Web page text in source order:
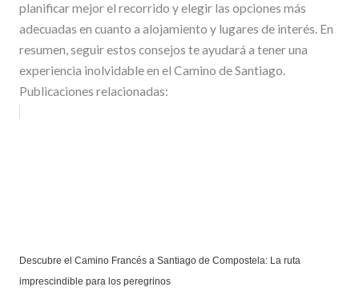
planificar mejor el recorrido y elegir las opciones más
adecuadas en cuanto a alojamiento y lugares de interés. En
resumen, seguir estos consejos te ayudará a tener una
experiencia inolvidable en el Camino de Santiago.
Publicaciones relacionadas:
Descubre el Camino Francés a Santiago de Compostela: La ruta
imprescindible para los peregrinos